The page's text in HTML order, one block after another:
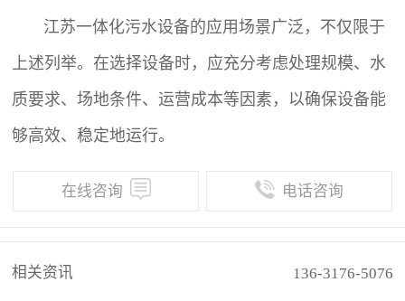
江苏一体化污水设备的应用场景广泛，不仅限于
上述列举。在选择设备时，应充分考虑处理规模、水
质要求、场地条件、运营成本等因素，以确保设备能
够高效、稳定地运行。
在线咨询 电话咨询
相关资讯 136-3176-5076